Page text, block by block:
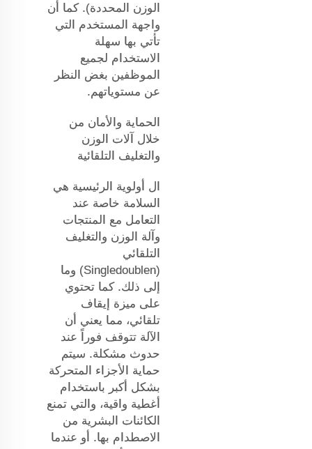
الوزن المحددة). كما أن
واجهة المستخدم التي
تأتي بها سهلة
الاستخدام لجميع
الموظفين بغض النظر
عن مستوياتهم.
الحماية والأمان من
خلال آلات الوزن
والتغليف التلقائية
ال أولوية الرئيسية هي
السلامة خاصة عند
التعامل مع المنتجات
وآلة الوزن والتغليف
التلقائي
(Singledoublen) وما
إلى ذلك. كما تحتوي
على ميزة إيقاف
تلقائي، مما يعني أن
الآلة تتوقف فوراً عند
حدوث مشكلة. سيتم
حماية الأجزاء المتحركة
بشكل أكبر باستخدام
أغطية واقية، والتي تمنع
الكائنات البشرية من
الاصطدام بها. أو عندما